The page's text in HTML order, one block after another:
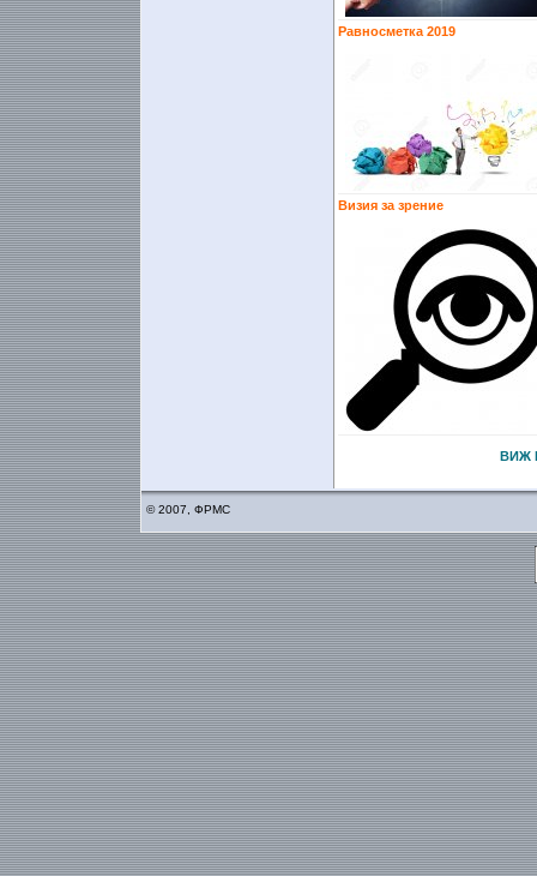
Равносметка 2019
Визия за зрение
ВИЖ
© 2007, ФРМС